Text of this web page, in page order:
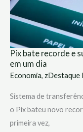
Pix bate recorde e
em um dia
Economia, zDestaque
Sistema de
o Pix bateu novo
primeira vez,